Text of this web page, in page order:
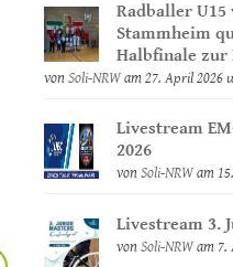
Radballer U15
Stammheim
Halbfinale zur
vonSoli-NRWam 27. April 2026
Livestream
2026
vonSoli-NRWam
Livestream 3.
vonSoli-NRWam 7.